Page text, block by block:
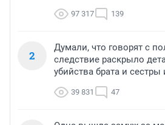
97 317 139
2
Думали, что говорят с
следствие раскрыло
убийства брата и
39 831 47